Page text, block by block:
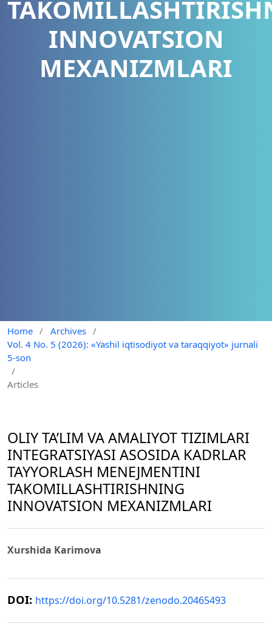
INNOVATSION
MEXANIZMLARI
Home / Archives /
Vol. 4 No. 5 (2026): «Yashil iqtisodiyot va taraqqiyot» jurnali
5-son
/
Articles
OLIY TA’LIM VA AMALIYOT TIZIMLARI
INTEGRATSIYASI ASOSIDA KADRLAR
TAYYORLASH MENEJMENTINI
TAKOMILLASHTIRISHNING
INNOVATSION MEXANIZMLARI
Xurshida Karimova
DOI: https://doi.org/10.5281/zenodo.20465493